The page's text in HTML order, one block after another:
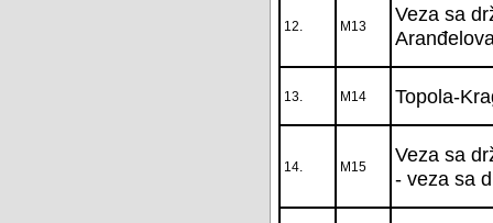
12. M13
Veza sa
13. M14 Topola-
14. M15
Veza sa
- veza sa